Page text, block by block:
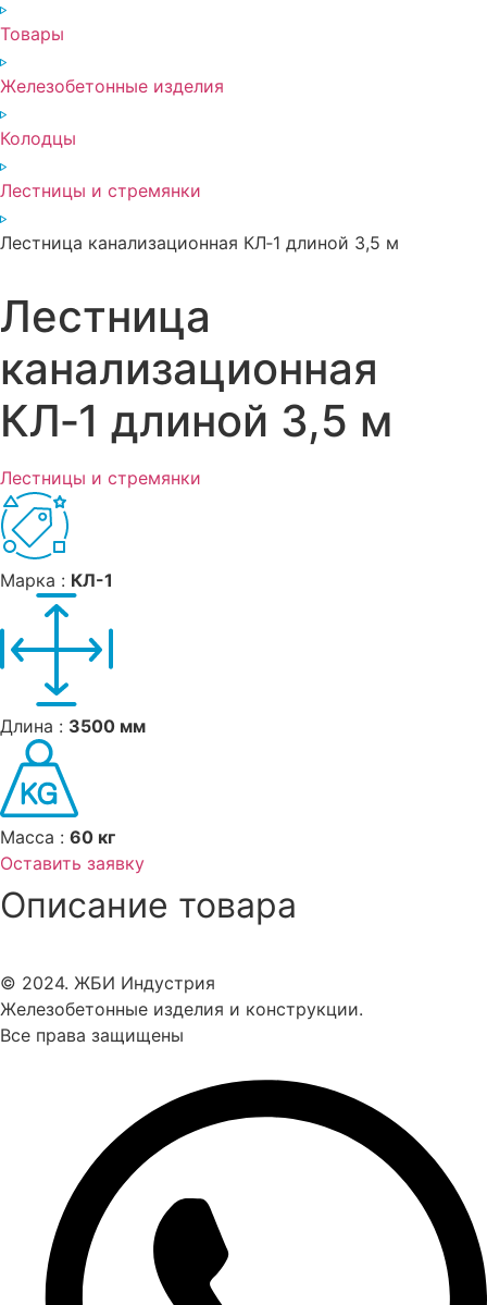
Товары
Железобетонные изделия
Колодцы
Лестницы и стремянки
Лестница канализационная КЛ‑1 длиной 3,5 м
Лестница
канализационная
КЛ‑1 длиной 3,5 м
Лестницы и стремянки
Марка : КЛ-1
Длина : 3500 мм
Масса : 60 кг
Оставить заявку
Описание товара
© 2024. ЖБИ Индустрия
Железобетонные изделия и конструкции.
Все права защищены